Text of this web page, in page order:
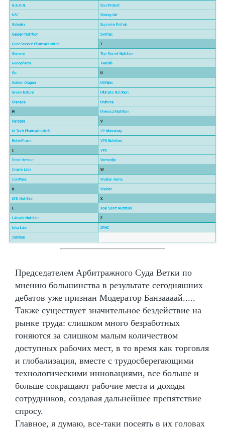
Председателем Арбитражного Суда Ветки по
мнению большинства в результате сегодняшних
дебатов уже признан Модератор Банзаааай.....
Также существует значительное бездействие на
рынке труда: слишком много безработных
гоняются за слишком малым количеством
доступных рабочих мест, в то время как торговля
и глобализация, вместе с трудосберегающими
технологическими инновациями, все больше и
больше сокращают рабочие места и доходы
сотрудников, создавая дальнейшее препятствие
спросу.
Главное, я думаю, все-таки посеять в их головах